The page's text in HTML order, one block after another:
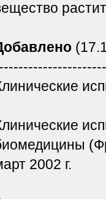
2002 г.